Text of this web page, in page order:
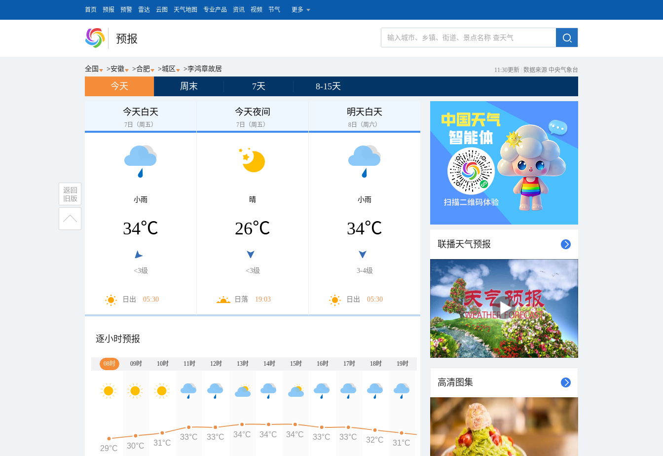
首页 预报 预警 雷达 云图 天气地图 专业产品 资讯 视频 节气 更多
预报
全国 >安徽 >合肥 >城区 >李鸿章故居 11:30更新 数据来源 中央气象台
今天 周末 7天 8-15天
今天白天
7日（周五）
小雨
34℃
<3级
日出 05:30
今天夜间
7日（周五）
晴
26℃
<3级
日落 19:03
明天白天
8日（周六）
小雨
34℃
3-4级
日出 05:30
逐小时预报
08时 09时 10时 11时 12时 13时 14时 15时 16时 17时 18时 19时
29°C 30°C 31°C
33°C 33°C 34°C 34°C 34°C 33°C 33°C 32°C 31°C 30°C 29°C 29°C 28°C 28°C
联播天气预报
高清图集